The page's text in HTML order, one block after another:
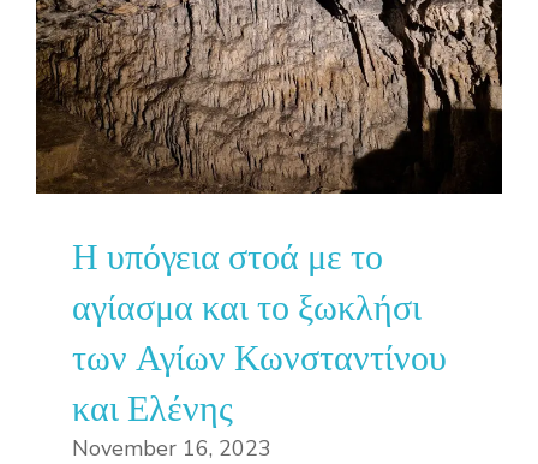
Η υπόγεια στοά με το
αγίασμα και το ξωκλήσι
των Αγίων Κωνσταντίνου
και Ελένης
November 16, 2023